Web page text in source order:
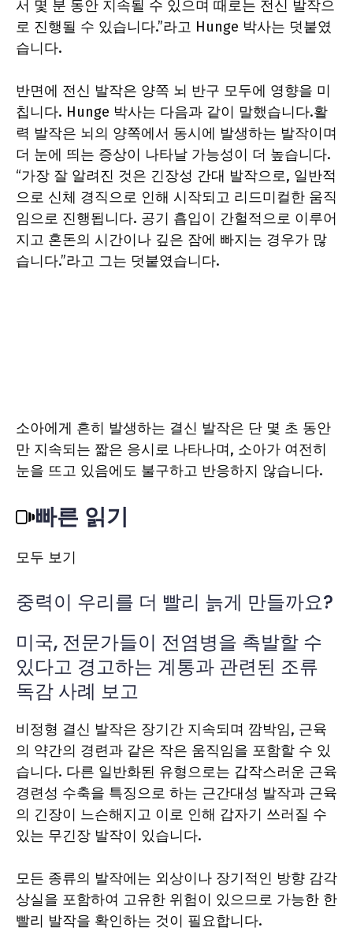
서 몇 분 동안 지속될 수 있으며 때로는 전신 발작으
로 진행될 수 있습니다.”라고 Hunge 박사는 덧붙였
습니다.
반면에 전신 발작은 양쪽 뇌 반구 모두에 영향을 미
칩니다. Hunge 박사는 다음과 같이 말했습니다.활
력 발작은 뇌의 양쪽에서 동시에 발생하는 발작이며
더 눈에 띄는 증상이 나타날 가능성이 더 높습니다.
“가장 잘 알려진 것은 긴장성 간대 발작으로, 일반적
으로 신체 경직으로 인해 시작되고 리드미컬한 움직
임으로 진행됩니다. 공기 흡입이 간헐적으로 이루어
지고 혼돈의 시간이나 깊은 잠에 빠지는 경우가 많
습니다.”라고 그는 덧붙였습니다.
소아에게 흔히 발생하는 결신 발작은 단 몇 초 동안
만 지속되는 짧은 응시로 나타나며, 소아가 여전히
눈을 뜨고 있음에도 불구하고 반응하지 않습니다.
빠른 읽기
모두 보기
중력이 우리를 더 빨리 늙게 만들까요?
미국, 전문가들이 전염병을 촉발할 수
있다고 경고하는 계통과 관련된 조류
독감 사례 보고
비정형 결신 발작은 장기간 지속되며 깜박임, 근육
의 약간의 경련과 같은 작은 움직임을 포함할 수 있
습니다. 다른 일반화된 유형으로는 갑작스러운 근육
경련성 수축을 특징으로 하는 근간대성 발작과 근육
의 긴장이 느슨해지고 이로 인해 갑자기 쓰러질 수
있는 무긴장 발작이 있습니다.
모든 종류의 발작에는 외상이나 장기적인 방향 감각
상실을 포함하여 고유한 위험이 있으므로 가능한 한
빨리 발작을 확인하는 것이 필요합니다.